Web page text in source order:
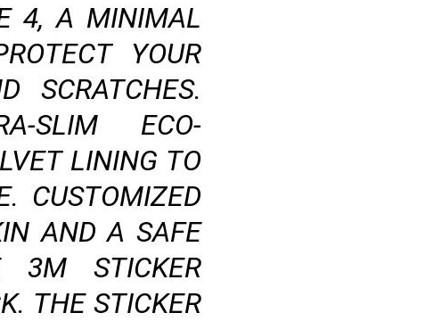
4, A MINIMAL
YOUR
SCRATCHES.
SLIM ECO-
LINING TO
CUSTOMIZED
AND A SAFE
3M STICKER
THE STICKER